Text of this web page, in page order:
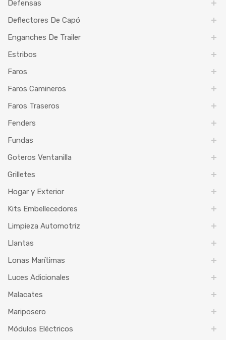
Defensas
Deflectores De Capó
Enganches De Trailer
Estribos
Faros
Faros Camineros
Faros Traseros
Fenders
Fundas
Goteros Ventanilla
Grilletes
Hogar y Exterior
Kits Embellecedores
Limpieza Automotriz
Llantas
Lonas Marítimas
Luces Adicionales
Malacates
Mariposero
Módulos Eléctricos